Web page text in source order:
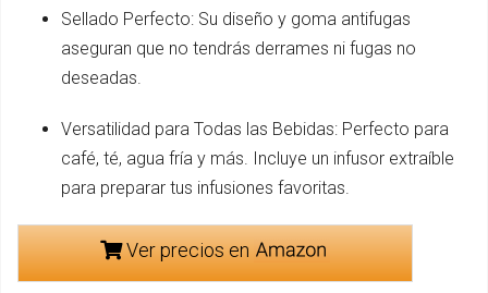
Sellado Perfecto: Su diseño y goma antifugas
aseguran que no tendrás derrames ni fugas no
deseadas.
Versatilidad para Todas las Bebidas: Perfecto para
café, té, agua fría y más. Incluye un infusor extraíble
para preparar tus infusiones favoritas.
Ver precios en